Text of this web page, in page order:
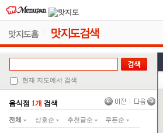
현재 지도에서 검색
음식점 1개 검색
전체 상호순 추천글순 쿠폰순